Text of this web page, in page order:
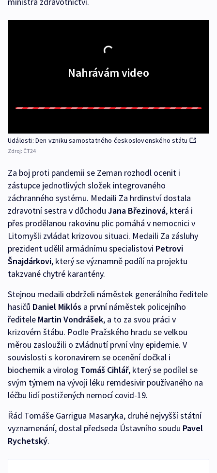
Nahrávám video
Události: Den vzniku samostatného československého státu
Zdroj: ČT24
Za boj proti pandemii se Zeman rozhodl ocenit i
zástupce jednotlivých složek integrovaného
záchranného systému. Medaili Za hrdinství dostala
zdravotní sestra v důchodu Jana Březinová, která i
přes prodělanou rakovinu plic pomáhá v nemocnici v
Litomyšli zvládat krizovou situaci. Medaili Za zásluhy
prezident udělil armádnímu specialistovi Petrovi
Šnajdárkovi, který se významně podílí na projektu
takzvané chytré karantény.
Stejnou medaili obdrželi náměstek generálního ředitele
hasičů Daniel Miklós a první náměstek policejního
ředitele Martin Vondrášek, a to za svou práci v
krizovém štábu. Podle Pražského hradu se velkou
měrou zasloužili o zvládnutí první vlny epidemie. V
souvislosti s koronavirem se ocenění dočkal i
biochemik a virolog Tomáš Cihlář, který se podílel se
svým týmem na vývoji léku remdesivir používaného na
léčbu lidí postižených nemocí covid-19.
Řád Tomáše Garrigua Masaryka, druhé nejvyšší státní
vyznamenání, dostal předseda Ústavního soudu Pavel
Rychetský.